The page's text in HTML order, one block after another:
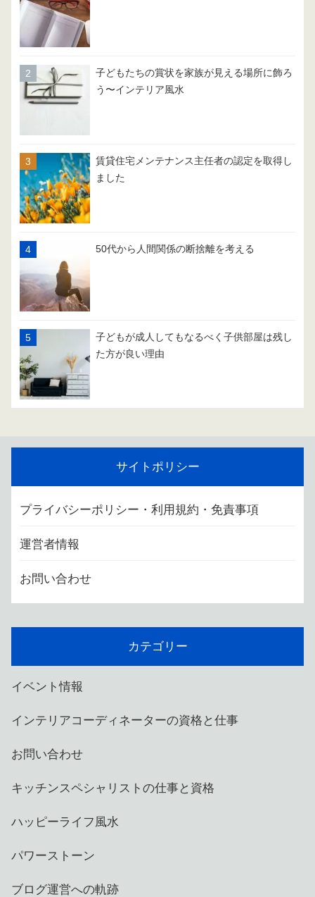
子どもたちの賞状を家族が見える場所に飾ろ
う〜インテリア風水
賃貸住宅メンテナンス主任者の認定を取得し
ました
50代から人間関係の断捨離を考える
子どもが成人してもなるべく子供部屋は残し
た方が良い理由
サイトポリシー
プライバシーポリシー・利用規約・免責事項
運営者情報
お問い合わせ
カテゴリー
イベント情報
インテリアコーディネーターの資格と仕事
お問い合わせ
キッチンスペシャリストの仕事と資格
ハッピーライフ風水
パワーストーン
ブログ運営への軌跡